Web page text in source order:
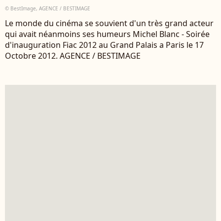
© BestImage, AGENCE / BESTIMAGE
Le monde du cinéma se souvient d'un très grand acteur
qui avait néanmoins ses humeurs Michel Blanc - Soirée
d'inauguration Fiac 2012 au Grand Palais a Paris le 17
Octobre 2012. AGENCE / BESTIMAGE